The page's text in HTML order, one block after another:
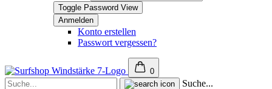
Toggle Password View
Konto erstellen
Passwort vergessen?
0
Suche...